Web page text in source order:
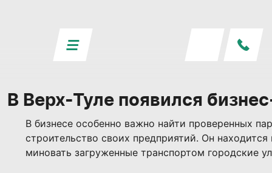
В Верх-Туле появился
В бизнесе особенно важно найти проверенных
строительство своих предприятий. Он
миновать загруженные транспортом городские